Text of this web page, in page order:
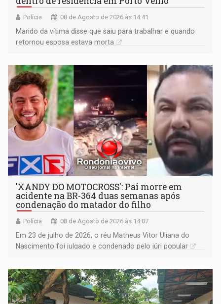
Polícia 08 de Agosto de 2026 às 14:41
Marido da vítima disse que saiu para trabalhar e quando
retornou esposa estava morta
'XANDY DO MOTOCROSS': Pai morre em
acidente na BR-364 duas semanas após
condenação do matador do filho
Polícia 08 de Agosto de 2026 às 14:07
Em 23 de julho de 2026, o réu Matheus Vitor Uliana do
Nascimento foi julgado e condenado pelo júri popular